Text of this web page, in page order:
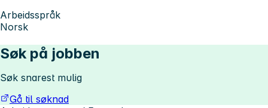
Arbeidsspråk
Norsk
Søk på jobben
Søk snarest mulig
Gå til søknad